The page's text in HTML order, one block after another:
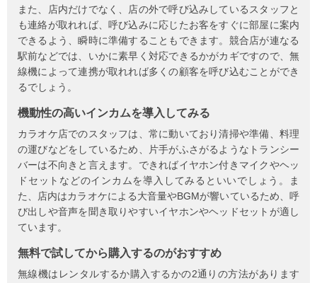
また、店内だけでなく、店の外で呼び込みしているスタッフと
も連絡が取れれば、呼び込みに応じたお客をすぐに部屋に案内
できるよう、瞬時に準備することもできます。競合店が連なる
駅前などでは、いかに素早く対応できるかがカギですので、無
線機によって連携が取れれば多くの顧客を呼び込むことができ
るでしょう。
機動性の高いインカムを導入してみる
カラオケ店でのスタッフは、常に動いており清掃や準備、料理
の運びなどをしているため、片手がふさがるようなトランシー
バーは不向きと言えます。できればイヤホン付きマイクやヘッ
ドセットなどのインカムを導入してみるといいでしょう。ま
た、店内はカラオケによる大音量やBGMが響いているため、呼
び出しや音声を聞き取りやすいイヤホンやヘッドセットが適し
ています。
無料で試してから購入するのがおすすめ
無線機はレンタルするか購入するかの2通りの方法があります